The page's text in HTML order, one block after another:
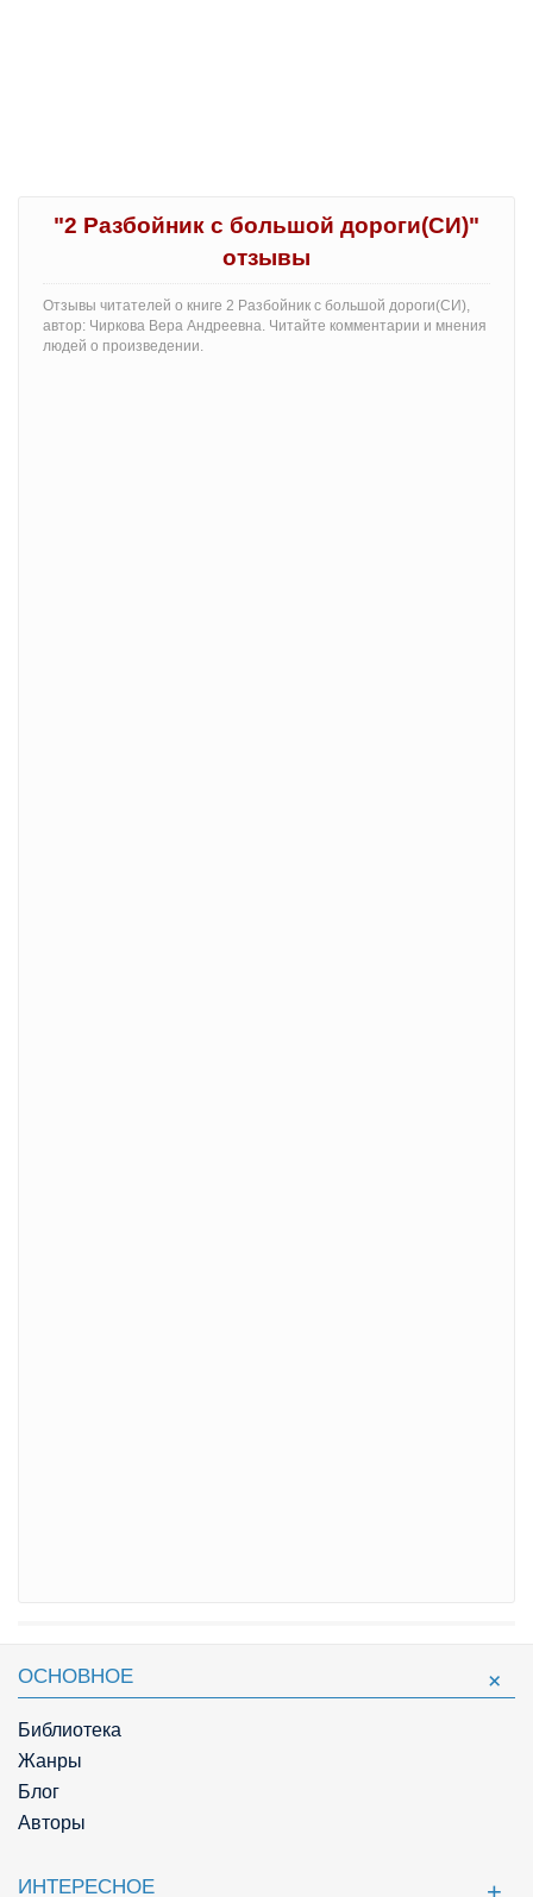
"2 Разбойник с большой дороги(СИ)"
отзывы
Отзывы читателей о книге 2 Разбойник с большой дороги(СИ),
автор: Чиркова Вера Андреевна. Читайте комментарии и мнения
людей о произведении.
ОСНОВНОЕ
Библиотека
Жанры
Блог
Авторы
ИНТЕРЕСНОЕ